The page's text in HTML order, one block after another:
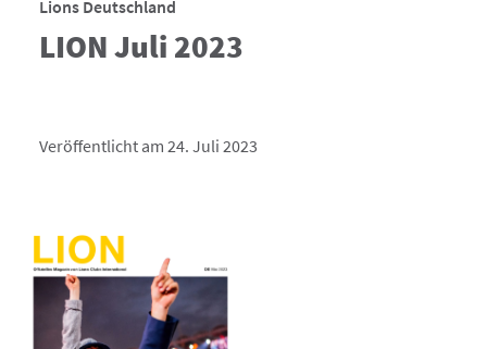
Lions Deutschland
LION Juli 2023
Veröffentlicht am 24. Juli 2023